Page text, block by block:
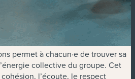
permet à chacun·e de trouver sa
collective du groupe. Cet
l’écoute, le respect